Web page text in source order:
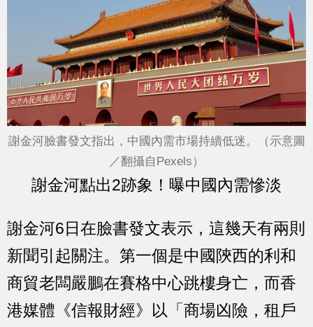
謝金河臉書發文指出，中國內需市場持續低迷。（示意圖
／翻攝自Pexels）
謝金河點出2跡象！曝中國內需慘淡
謝金河6日在臉書發文表示，這幾天有兩則
新聞引起關注。第一個是中國陝西的利和
商貿老闆嚴鵬在賽格中心跳樓身亡，而香
港媒體《信報財經》以「商場凶險，租戶